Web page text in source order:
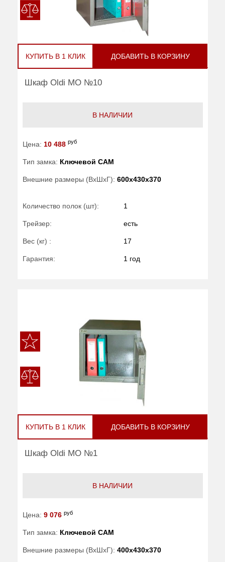
КУПИТЬ В 1 КЛИК ДОБАВИТЬ В КОРЗИНУ
Шкаф Oldi МО №10
В НАЛИЧИИ
Цена: 10 488 руб
Тип замка: Ключевой САМ
Внешние размеры (ВхШхГ): 600x430x370
Количество полок (шт): 1
Трейзер: есть
Вес (кг) : 17
Гарантия: 1 год
КУПИТЬ В 1 КЛИК ДОБАВИТЬ В КОРЗИНУ
Шкаф Oldi МО №1
В НАЛИЧИИ
Цена: 9 076 руб
Тип замка: Ключевой САМ
Внешние размеры (ВхШхГ): 400x430x370